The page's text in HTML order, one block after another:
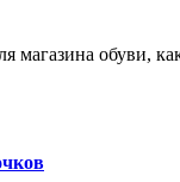
магазина обуви,